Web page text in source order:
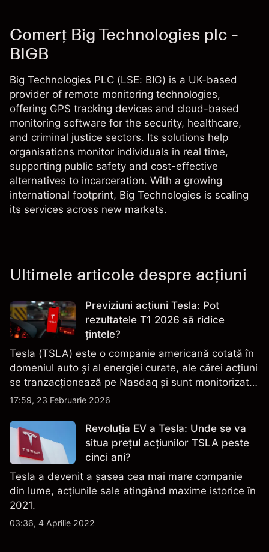
Comerț Big Technologies plc -
BIGB
Big Technologies PLC (LSE: BIG) is a UK-based
provider of remote monitoring technologies,
offering GPS tracking devices and cloud-based
monitoring software for the security, healthcare,
and criminal justice sectors. Its solutions help
organisations monitor individuals in real time,
supporting public safety and cost-effective
alternatives to incarceration. With a growing
international footprint, Big Technologies is scaling
its services across new markets.
Ultimele articole despre acțiuni
Previziuni acțiuni Tesla: Pot
rezultatele T1 2026 să ridice
țintele?
Tesla (TSLA) este o companie americană cotată în
domeniul auto și al energiei curate, ale cărei acțiuni
se tranzacționează pe Nasdaq și sunt monitorizate
îndeaproape pentru performanța financiară, datele
17:59, 23 Februarie 2026
Revoluția EV a Tesla: Unde se va
situa prețul acțiunilor TSLA peste
cinci ani?
Tesla a devenit a șasea cea mai mare companie
din lume, acțiunile sale atingând maxime istorice în
2021.
03:36, 4 Aprilie 2022